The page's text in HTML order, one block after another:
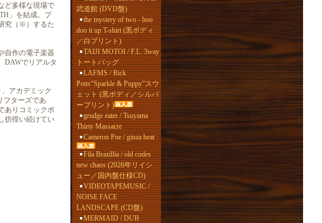
ど多様な現場で
」を結成。プ
究（※）するた
自作の電子楽器
DAWでリアルタ
アカデミック
フターズであ
ありコミックボ
彷徨い続けてい
武道館 (DVD盤)
the mystery of two - hoo
doo it up T-shirt (黒ボディ
／白プリント)
TAIJI MOTOI / F.L. 3way
トートバッグ
LAFMS / Rick
Potts“Sparkle & Puppy”スウ
ェット (黒ボディ／シルバ
ープリント)
grudge eater / Tsuyama
Thirty Massacre
Cameron Poe / ginza heat
Fila Brazillia / old codes
new chaos (2026年リイシ
ュー／国内盤仕様CD)
VIDEOTAPEMUSIC /
NOISE FACE
LANDSCAPE (CD盤)
MERMAID / DUB